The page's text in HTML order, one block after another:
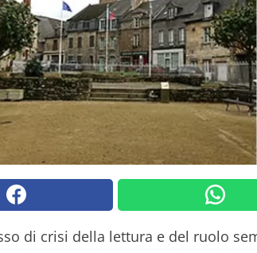
di crisi della lettura e del ruolo